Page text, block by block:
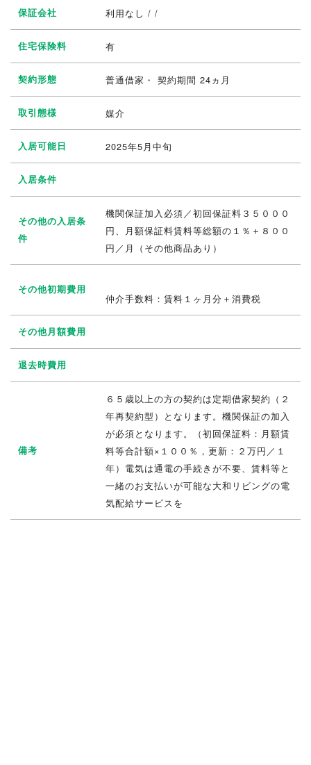
保証会社 利用なし / /
住宅保険料 有
契約形態 普通借家・ 契約期間 24ヵ月
取引態様 媒介
入居可能日 2025年5月中旬
入居条件
その他の入居条
件
機関保証加入必須／初回保証料３５０００
円、月額保証料賃料等総額の１％＋８００
円／月（その他商品あり）
その他初期費用
仲介手数料：賃料１ヶ月分＋消費税
その他月額費用
退去時費用
備考
６５歳以上の方の契約は定期借家契約（２
年再契約型）となります。機関保証の加入
が必須となります。（初回保証料：月額賃
料等合計額×１００％，更新：２万円／１
年）電気は通電の手続きが不要、賃料等と
一緒のお支払いが可能な大和リビングの電
気配給サービスを